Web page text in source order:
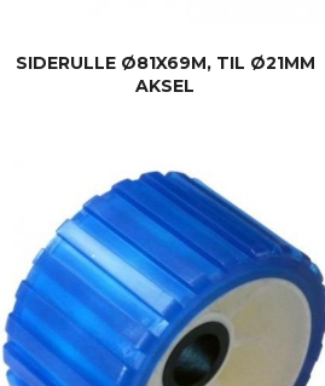
SIDERULLE Ø81X69M, TIL Ø21MM
AKSEL